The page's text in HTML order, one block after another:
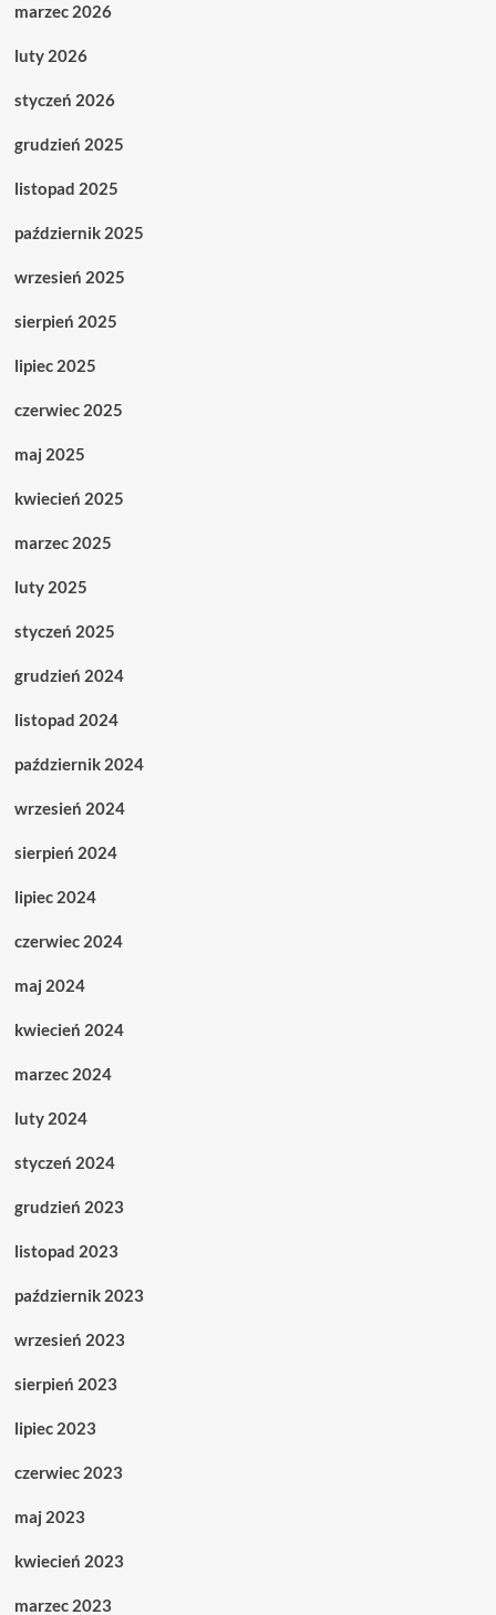
marzec 2026
luty 2026
styczeń 2026
grudzień 2025
listopad 2025
październik 2025
wrzesień 2025
sierpień 2025
lipiec 2025
czerwiec 2025
maj 2025
kwiecień 2025
marzec 2025
luty 2025
styczeń 2025
grudzień 2024
listopad 2024
październik 2024
wrzesień 2024
sierpień 2024
lipiec 2024
czerwiec 2024
maj 2024
kwiecień 2024
marzec 2024
luty 2024
styczeń 2024
grudzień 2023
listopad 2023
październik 2023
wrzesień 2023
sierpień 2023
lipiec 2023
czerwiec 2023
maj 2023
kwiecień 2023
marzec 2023